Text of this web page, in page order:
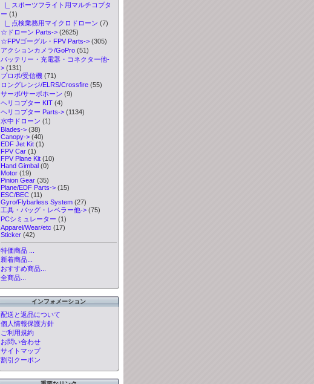
|_ スポーツフライト用マルチコプタ
ー (1)
|_ 点検業務用マイクロドローン (7)
☆ドローン Parts->(2625)
☆FPVゴーグル・FPV Parts->(305)
アクションカメラ/GoPro(51)
バッテリー・充電器・コネクター他-
>(131)
プロポ/受信機(71)
ロングレンジ/ELRS/Crossfire(55)
サーボ/サーボホーン (9)
ヘリコプター KIT(4)
ヘリコプター Parts->(1134)
水中ドローン (1)
Blades->(38)
Canopy->(40)
EDF Jet Kit(1)
FPV Car(1)
FPV Plane Kit(10)
Hand Gimbal(0)
Motor(19)
Pinion Gear(35)
Plane/EDF Parts->(15)
ESC/BEC(11)
Gyro/Flybarless System(27)
工具・バッグ・レベラー他->(75)
PCシミュレーター (1)
Apparel/Wear/etc (17)
Sticker(42)
特価商品 ...
新着商品...
おすすめ商品...
全商品...
インフォメーション
配送と返品について
個人情報保護方針
ご利用規約
お問い合わせ
サイトマップ
割引クーポン